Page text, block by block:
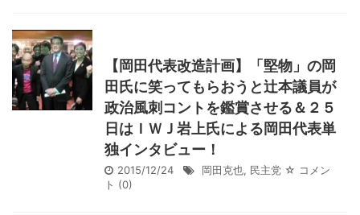
【岡田代表改造計画】「堅物」の岡
田氏に笑ってもらおうと辻本議員が
政治風刺コントを鑑賞させる＆２５
日はＩＷＪ岩上氏による岡田代表単
独インタビュー！
2015/12/24 岡田克也, 民主党 ☆ コメン
ト (0)